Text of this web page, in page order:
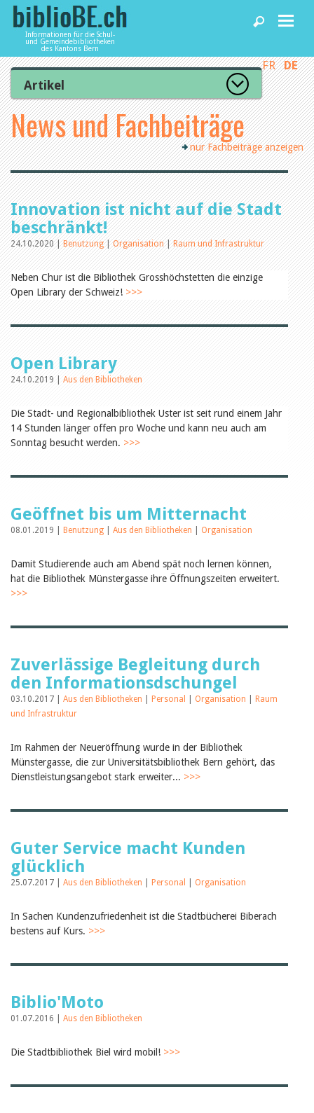
Informationen für die Schul-
und Gemeindebibliotheken
des Kantons Bern
Home
News und Fachbeiträge
Bibliotheken
Agenda
Dienstleistungen
biblioBE nutzen
FR DE
Artikel
Zur Artikelübersicht
Lesenswert
Gut bewertet
Kategorien
Aus dem Amt für Kultur
Aus der Kommission
Aus den Bibliotheken
Organisation
Raum und Infrastruktur
Bestand
Benutzung
Finanzen
Personal
Qualitätsmanagement
Recht und Politik
Leseförderung
Verschiedenes
Lesetipps
Aus- und Weiterbildung
Kinder- und Jugendmedien
Bibliothek und Schule
Zielpublikum Kinder und
Bibliotheksangebote
Bibliosuisse
Kantonale
Schweizer Literatur
Alle Tags
Sandra Dettwyler
Sibylle Birrer
Javier Lopez
Céline Graf
Felicitas Isler
Therese von Weissenfluh
Manuela Nyffeler-Lanker
Alle Autoren
März 2026
Dezember 2025
November 2025
September 2025
Juni 2025
März 2025
2023
2021
2020
2019
2017
2014
News und Fachbeiträge
nur Fachbeiträge anzeigen
Innovation ist nicht auf die Stadt
beschränkt!
24.10.2020 |Benutzung|Organisation|Raum und Infrastruktur
Neben Chur ist die Bibliothek Grosshöchstetten die einzige
Open Library der Schweiz! >>>
Open Library
24.10.2019 | Aus den Bibliotheken
Die Stadt- und Regionalbibliothek Uster ist seit rund einem Jahr
14 Stunden länger offen pro Woche und kann neu auch am
Sonntag besucht werden. >>>
Geöffnet bis um Mitternacht
08.01.2019 | Benutzung Aus den Bibliotheken Organisation
Damit Studierende auch am Abend spät noch lernen können,
hat die Bibliothek Münstergasse ihre Öffnungszeiten erweitert.
>>>
Zuverlässige Begleitung durch
den Informationsdschungel
03.10.2017 | Aus den Bibliotheken Personal Organisation
Raum
und Infrastruktur
Im Rahmen der Neueröffnung wurde in der Bibliothek
Münstergasse, die zur Universitätsbibliothek Bern gehört, das
Dienstleistungsangebot stark erweiter... >>>
Guter Service macht Kunden
glücklich
25.07.2017 | Aus den Bibliotheken Personal Organisation
In Sachen Kundenzufriedenheit ist die Stadtbücherei Biberach
bestens auf Kurs. >>>
Biblio'Moto
01.07.2016 | Aus den Bibliotheken
Die Stadtbibliothek Biel wird mobil! >>>